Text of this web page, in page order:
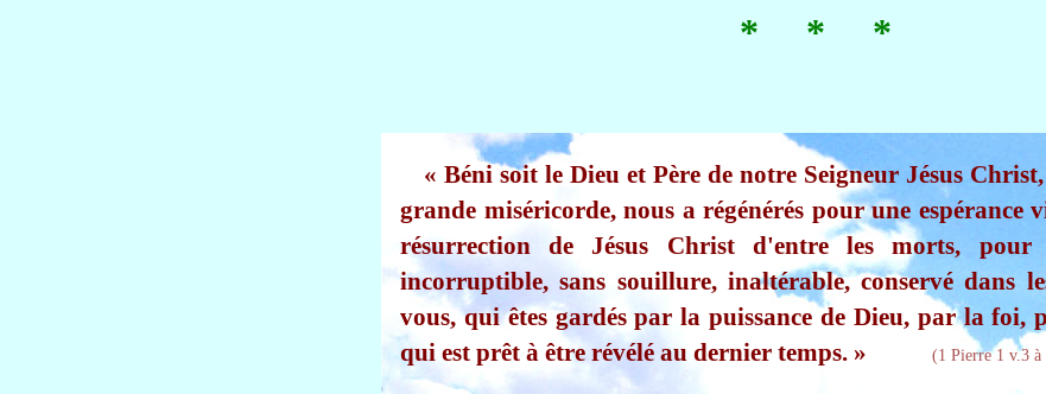
* * *
« Béni soit le Dieu et Père de notre Seigneur Jésus
grande miséricorde, nous a régénérés pour une espérance
résurrection de Jésus Christ d'entre les morts, pour
incorruptible, sans souillure, inaltérable, conservé dans
vous, qui êtes gardés par la puissance de Dieu, par la foi,
qui est prêt à être révélé au dernier temps. »
(1 Pierre 1 v.3 à